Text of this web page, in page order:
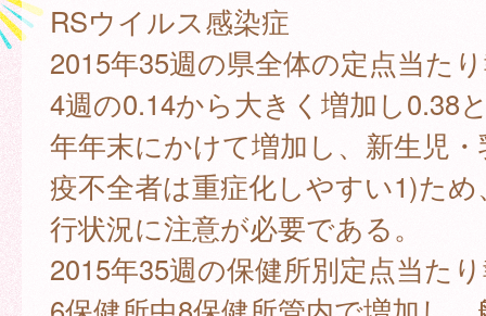
RSウイルス感染症
2015年35週の県全体の定点当た
4週の0.14から大きく増加し0.38
年年末にかけて増加し、新生児
疫不全者は重症化しやすい1)た
行状況に注意が必要である。
2015年35週の保健所別定点当た